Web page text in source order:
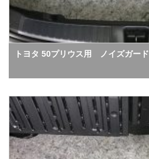
トヨタ 50プリウス用 ノイズガード